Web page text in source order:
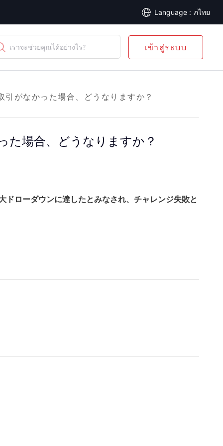
ภไทย
เราจะช่วยคุณได้อย่างไร? เข้าสู่ระบบ
がなかった場合、どうなりますか？
た場合、どうなりますか？
ローダウンに達したとみなされ、チャレンジ失敗と